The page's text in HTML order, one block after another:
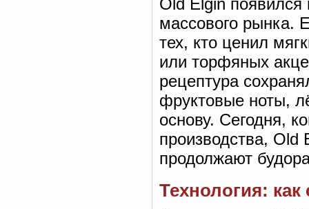
Old Elgin появился
массового рынка.
тех, кто ценил
или торфяных
рецептура
фруктовые ноты,
основу. Сегодня,
производства, Old
продолжают
Технология: